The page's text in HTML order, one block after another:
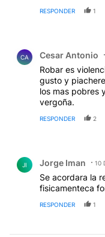
RESPONDER 1
CA Cesar Antonio
Robar es
gusto y
los mas pobres
vergoña.
RESPONDER 2
JI Jorge Iman 10
Se acordara la
fisicamenteca
RESPONDER 1